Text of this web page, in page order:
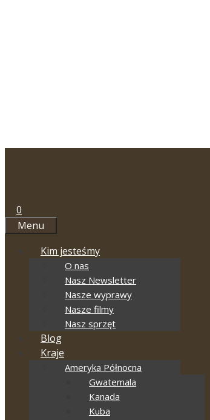
0
Menu
Kim jesteśmy
O nas
Nasz Newsletter
Nasze wyprawy
Nasze filmy
Nasz sprzęt
Blog
Kraje
Ameryka Północna
Gwatemala
Kanada
Kuba